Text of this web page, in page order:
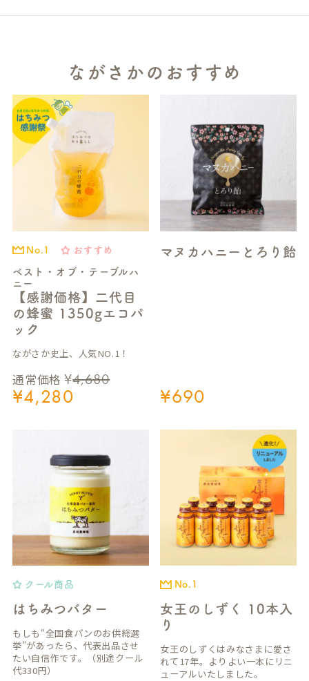
ながさかのおすすめ
ベスト・オブ・テーブルハ
ニー
【感謝価格】二代目
の蜂蜜 1350gエコパ
ック
No.1 おすすめ
通常価格 ¥4,680
¥4,280
ながさか史上、人気NO.1！
マヌカハニーとろり飴
¥690
はちみつバター
クール商品
もしも“全国食パンのお供総選
挙”があったら、代表出品させ
たい自信作です。（別途クール
代330円）
女王のしずく 10本入
り
No.1
女王のしずくはみなさまに愛さ
れて17年。よりよい一本にリニ
ューアルいたしました。